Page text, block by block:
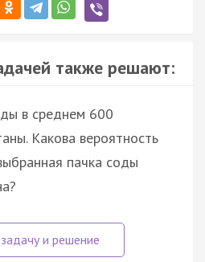
также решают:
в среднем 600
Какова вероятность
пачка соды